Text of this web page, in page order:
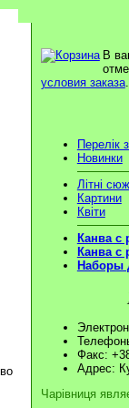
В
условия заказа.
Перелік
Новинки
Літні
Картини
Квіти
Канва с
Канва с
Наборы
Факс:
Адрес:
Чарівниця